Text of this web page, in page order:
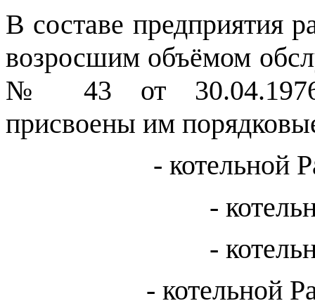
В составе предприятия
возросшим объёмом
№ 43 от 30.04.1976г.
присвоены им
- котельной
-
-
- котельной